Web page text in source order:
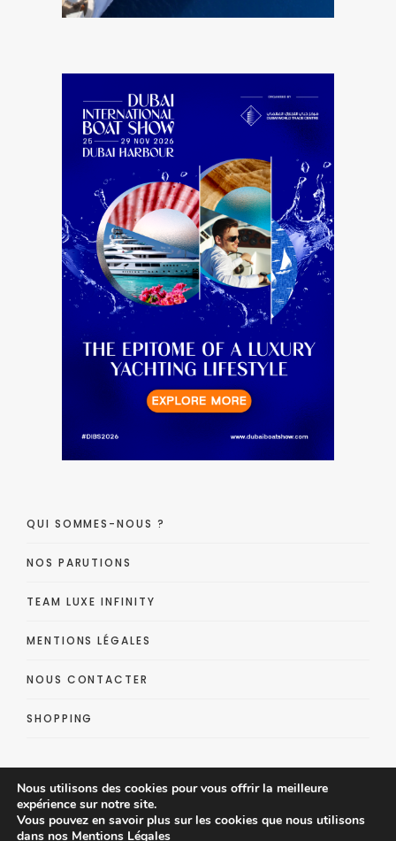
QUI SOMMES-NOUS ?
NOS PARUTIONS
TEAM LUXE INFINITY
MENTIONS LÉGALES
NOUS CONTACTER
SHOPPING
Nous utilisons des cookies pour vous offrir la meilleure
expérience sur notre site.
Vous pouvez en savoir plus sur les cookies que nous utilisons
dans nos Mentions Légales